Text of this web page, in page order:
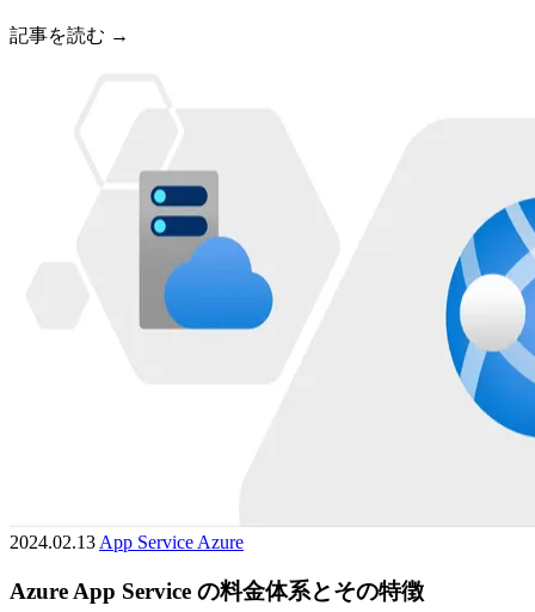
記事を読む →
2024.02.13 App Service Azure
Azure App Service の料金体系とその特徴